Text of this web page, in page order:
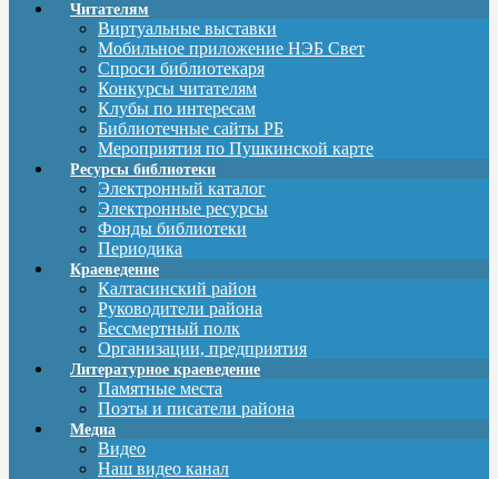
Читателям
Виртуальные выставки
Мобильное приложение НЭБ Свет
Спроси библиотекаря
Конкурсы читателям
Клубы по интересам
Библиотечные сайты РБ
Мероприятия по Пушкинской карте
Ресурсы библиотеки
Электронный каталог
Электронные ресурсы
Фонды библиотеки
Периодика
Краеведение
Калтасинский район
Руководители района
Бессмертный полк
Организации, предприятия
Литературное краеведение
Памятные места
Поэты и писатели района
Медиа
Видео
Наш видео канал